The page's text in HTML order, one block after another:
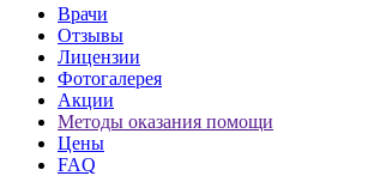
Врачи
Отзывы
Лицензии
Фотогалерея
Акции
Методы оказания помощи
Цены
FAQ